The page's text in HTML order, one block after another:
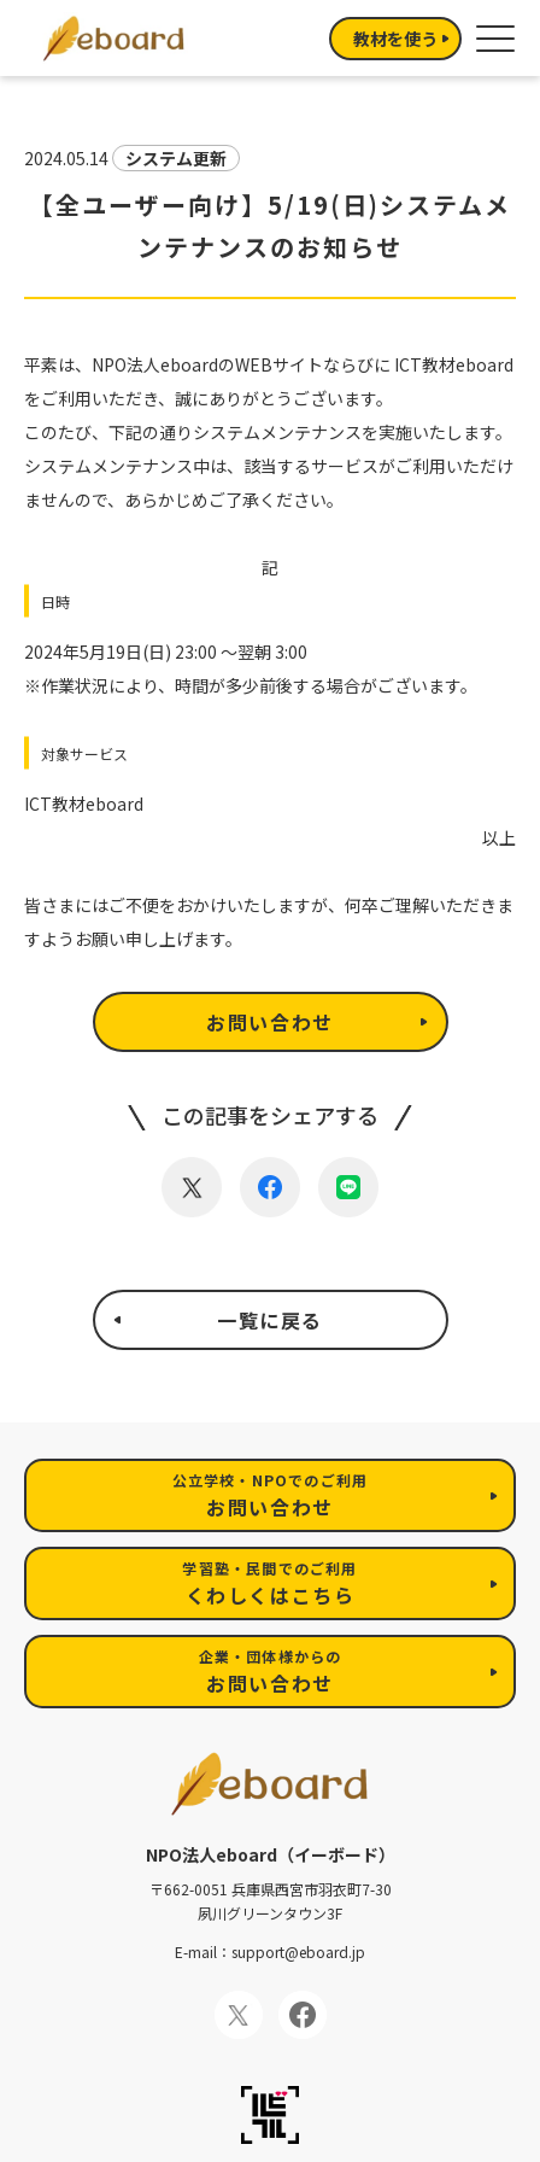
教材を使う
2024.05.14 システム更新
【全ユーザー向け】5/19(日)システムメ
ンテナンスのお知らせ
平素は、NPO法人eboardのWEBサイトならびに ICT教材eboard
をご利用いただき、誠にありがとうございます。
このたび、下記の通りシステムメンテナンスを実施いたします。
システムメンテナンス中は、該当するサービスがご利用いただけ
ませんので、あらかじめご了承ください。
記
日時
2024年5月19日(日) 23:00 ～翌朝 3:00
※作業状況により、時間が多少前後する場合がございます。
対象サービス
ICT教材eboard
以上
皆さまにはご不便をおかけいたしますが、何卒ご理解いただきま
すようお願い申し上げます。
お問い合わせ
この記事をシェアする
一覧に戻る
公立学校・NPOでのご利用
お問い合わせ
学習塾・民間でのご利用
くわしくはこちら
企業・団体様からの
お問い合わせ
NPO法人eboard（イーボード）
〒662-0051 兵庫県西宮市羽衣町7-30
夙川グリーンタウン3F
E-mail：support@eboard.jp